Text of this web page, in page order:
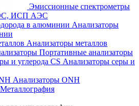
Эмиссионные спектрометры
ИСП АЭС
Анализаторы
Анализаторы металлов
Портативные анализаторы
Анализаторы серы и
Анализаторы ONH
Металлография